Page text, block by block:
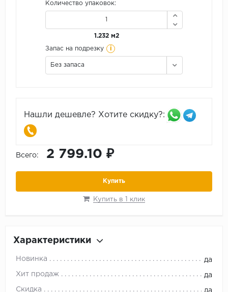
Количество упаковок:
1.232 м2
Запас на подрезку i
Без запаса
Нашли дешевле? Хотите скидку?:
Всего: 2 799.10 ₽
Купить
Купить в 1 клик
Характеристики
Новинка да
Хит продаж да
Скидка да